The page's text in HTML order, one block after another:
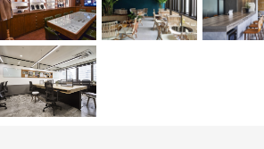
本
文
に
移
動
し